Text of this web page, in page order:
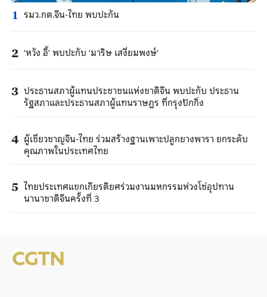
1 รมว.กต.จีน-ไทย พบปะกัน
2 ‘หวัง อี้’ พบปะกับ ‘มาริษ เสงี่ยมพงษ์’
3 ประธานสภาผู้แทนประชาชนแห่งชาติจีน พบปะกับ ประธาน
รัฐสภาและประธานสภาผู้แทนราษฎร ที่กรุงปักกิ่ง
4 ผู้เชี่ยวชาญจีน-ไทย ร่วมสร้างฐานเพาะปลูกยางพารา ยกระดับ
คุณภาพในประเทศไทย
5 ไทยประเทศแขกเกียรติยศร่วมงานมหกรรมห่วงโซ่อุปทาน
นานาชาติจีนครั้งที่ 3